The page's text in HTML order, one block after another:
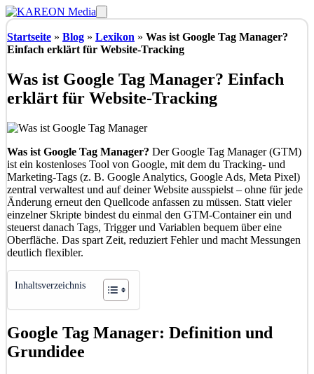
Zum
Inhalt
springen
Menü
Startseite » Blog » Lexikon » Was ist Google Tag Manager?
Einfach erklärt für Website-Tracking
Was ist Google Tag Manager? Einfach
erklärt für Website-Tracking
Was ist Google Tag Manager? Der Google Tag Manager (GTM)
ist ein kostenloses Tool von Google, mit dem du Tracking- und
Marketing-Tags (z. B. Google Analytics, Google Ads, Meta Pixel)
zentral verwaltest und auf deiner Website ausspielst – ohne für jede
Änderung erneut den Quellcode anfassen zu müssen. Statt vieler
einzelner Skripte bindest du einmal den GTM-Container ein und
steuerst danach Tags, Trigger und Variablen bequem über eine
Oberfläche. Das spart Zeit, reduziert Fehler und macht Messungen
deutlich flexibler.
Inhaltsverzeichnis
Google Tag Manager: Definition und
Grundidee